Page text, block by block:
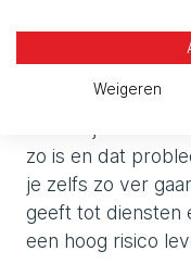
hebben. In de
dat de Desktop-
zo is en dat
je zelfs zo ver
geeft tot diensten
een hoog risico
Weigeren